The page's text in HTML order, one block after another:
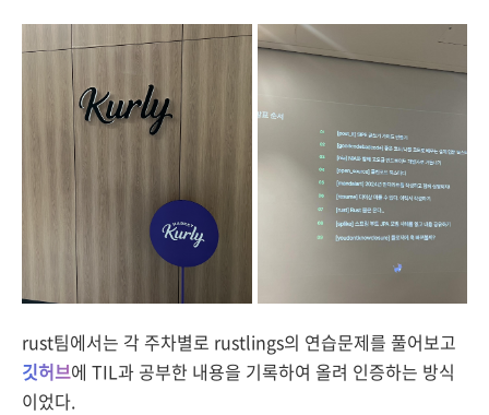
rust팀에서는 각 주차별로 rustlings의 연습문제를 풀어보고
깃허브에 TIL과 공부한 내용을 기록하여 올려 인증하는 방식
이었다.